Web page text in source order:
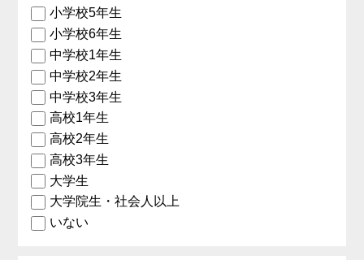
小学校5年生
小学校6年生
中学校1年生
中学校2年生
中学校3年生
高校1年生
高校2年生
高校3年生
大学生
大学院生・社会人以上
いない